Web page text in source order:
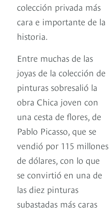
colección privada más
cara e importante de la
historia.
Entre muchas de las
joyas de la colección de
pinturas sobresalió la
obra Chica joven con
una cesta de flores, de
Pablo Picasso, que se
vendió por 115 millones
de dólares, con lo que
se convirtió en una de
las diez pinturas
subastadas más caras